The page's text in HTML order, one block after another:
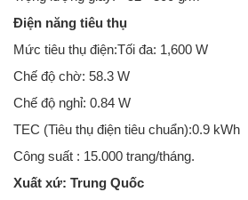
Điện năng tiêu thụ
Mức tiêu thụ điện:Tối đa: 1,600 W
Chế độ chờ: 58.3 W
Chế độ nghỉ: 0.84 W
TEC (Tiêu thụ điện tiêu chuẩn):0.9 kWh
Công suất : 15.000 trang/tháng.
Xuất xứ: Trung Quốc